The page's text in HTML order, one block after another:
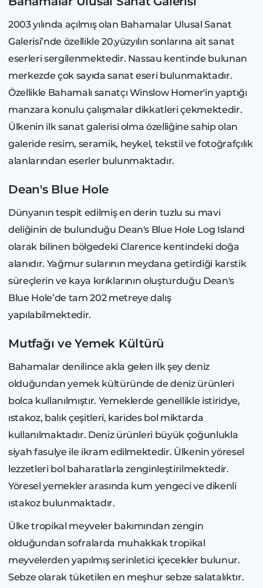
2003 yılında açılmış olan Bahamalar Ulusal Sanat
Galerisi’nde özellikle 20.yüzyılın sonlarına ait sanat
eserleri sergilenmektedir. Nassau kentinde bulunan
merkezde çok sayıda sanat eseri bulunmaktadır.
Özellikle Bahamalı sanatçı Winslow Homer'in yaptığı
manzara konulu çalışmalar dikkatleri çekmektedir.
Ülkenin ilk sanat galerisi olma özelliğine sahip olan
galeride resim, seramik, heykel, tekstil ve fotoğrafçılık
alanlarından eserler bulunmaktadır.
Dean's Blue Hole
Dünyanın tespit edilmiş en derin tuzlu su mavi
deliğinin de bulunduğu Dean's Blue Hole Log Island
olarak bilinen bölgedeki Clarence kentindeki doğa
alanıdır. Yağmur sularının meydana getirdiği karstik
süreçlerin ve kaya kırıklarının oluşturduğu Dean's
Blue Hole’de tam 202 metreye dalış
yapılabilmektedir.
Mutfağı ve Yemek Kültürü
Bahamalar denilince akla gelen ilk şey deniz
olduğundan yemek kültüründe de deniz ürünleri
bolca kullanılmıştır. Yemeklerde genellikle istiridye,
ıstakoz, balık çeşitleri, karides bol miktarda
kullanılmaktadır. Deniz ürünleri büyük çoğunlukla
siyah fasulye ile ikram edilmektedir. Ülkenin yöresel
lezzetleri bol baharatlarla zenginleştirilmektedir.
Yöresel yemekler arasında kum yengeci ve dikenli
ıstakoz bulunmaktadır.
Ülke tropikal meyveler bakımından zengin
olduğundan sofralarda muhakkak tropikal
meyvelerden yapılmış serinletici içecekler bulunur.
Sebze olarak tüketilen en meşhur sebze salatalıktır.